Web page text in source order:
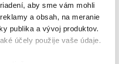
aby sme vám mohli
a obsah, na meranie
publika a vývoj produktov.
účely použije vaše údaje.
lepenky